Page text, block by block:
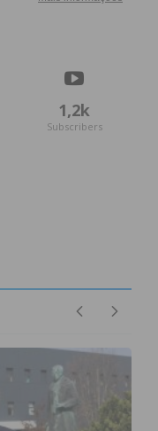
1,2k
Subscribers